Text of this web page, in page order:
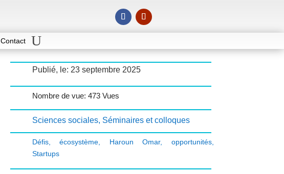
Contact
Publié, le: 23 septembre 2025
Nombre de vue: 473 Vues
Sciences sociales, Séminaires et colloques
Défis,écosystème, Haroun Omar, opportunités,
Startups